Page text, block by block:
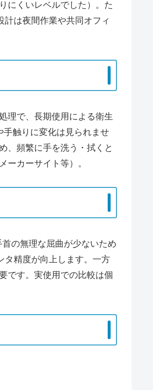
にくいレベルでした）。た
計は夜間作業や共同オフィ
理で、長期使用による衛生
触りに変化は見られませ
、頻繁に手を洗う・拭くと
ーカーサイト等）。
の無理な屈曲が少ないため
タ精度が向上します。一方
です。実使用での比較は個